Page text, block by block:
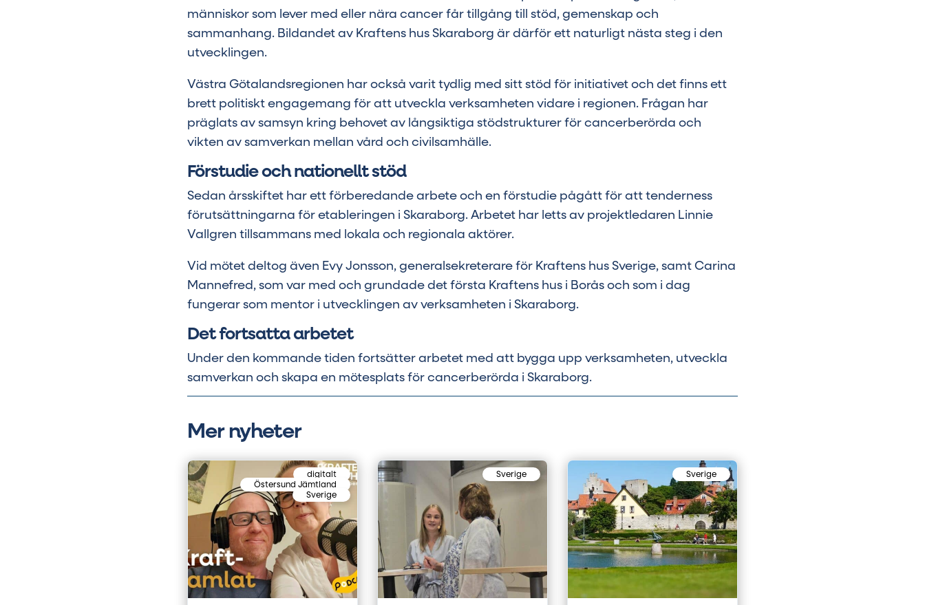
människor som lever med eller nära cancer får tillgång till stöd, gemenskap och
sammanhang. Bildandet av Kraftens hus Skaraborg är därför ett naturligt nästa steg i den
utvecklingen.
Västra Götalandsregionen har också varit tydlig med sitt stöd för initiativet och det finns ett
brett politiskt engagemang för att utveckla verksamheten vidare i regionen. Frågan har
präglats av samsyn kring behovet av långsiktiga stödstrukturer för cancerberörda och
vikten av samverkan mellan vård och civilsamhälle.
Förstudie och nationellt stöd
Sedan årsskiftet har ett förberedande arbete och en förstudie pågått för att tenderness
förutsättningarna för etableringen i Skaraborg. Arbetet har letts av projektledaren Linnie
Vallgren tillsammans med lokala och regionala aktörer.
Vid mötet deltog även Evy Jonsson, generalsekreterare för Kraftens hus Sverige, samt Carina
Mannefred, som var med och grundade det första Kraftens hus i Borås och som i dag
fungerar som mentor i utvecklingen av verksamheten i Skaraborg.
Det fortsatta arbetet
Under den kommande tiden fortsätter arbetet med att bygga upp verksamheten, utveckla
samverkan och skapa en mötesplats för cancerberörda i Skaraborg.
Mer nyheter
digitalt
Östersund Jämtland
Sverige
Sverige Sverige